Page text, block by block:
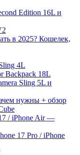
Edition 16L и
в 2025? Кошелек,
4L
Backpack 18L
Sling 5L и
нужны + обзор
/ iPhone Air —
17 Pro / iPhone